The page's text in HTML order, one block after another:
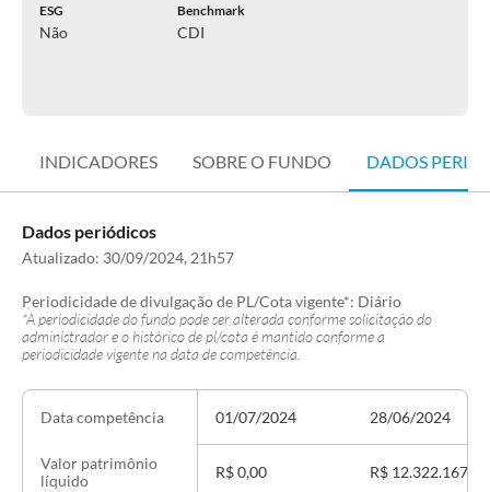
ESG
Não
Benchmark
CDI
INDICADORES SOBRE O FUNDO DADOS
Dados periódicos
Atualizado: 30/09/2024, 21h57
Periodicidade de divulgação de PL/Cota vigente*: Diário
*A periodicidade do fundo pode ser alterada conforme solicitação do
administrador e o histórico de pl/cota é mantido conforme a
periodicidade vigente na data de competência.
Data competência
Valor patrimônio
líquido
01/07/2024
R$ 0,00
28/06/2024
R$ 12.322.167,22